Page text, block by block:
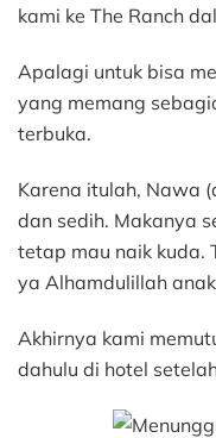
kami ke The Ranch
Apalagi untuk bisa
yang memang
terbuka.
Karena itulah, Nawa
dan sedih. Makanya
tetap mau naik kuda.
ya Alhamdulillah
Akhirnya kami
dahulu di hotel